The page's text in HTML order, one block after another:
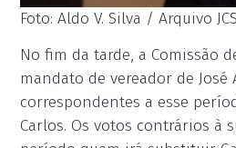
Foto: Aldo V. Silva / Arquivo JCS
No fim da tarde, a Comissão
mandato de vereador de
correspondentes a esse
Carlos. Os votos contrários à